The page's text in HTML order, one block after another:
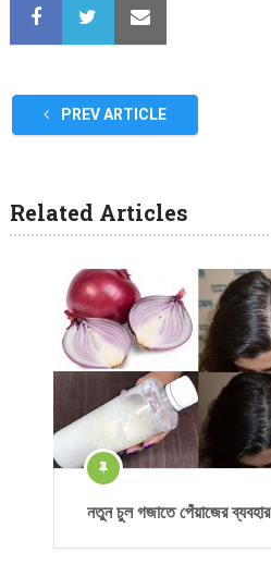
PREV ARTICLE
Related Articles
নতুন চুল গজাতে পেঁয়াজের ব্যবহার